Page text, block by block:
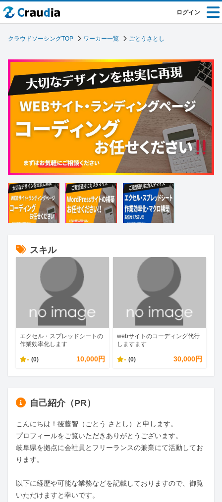
ログイン
クラウドソーシングTOP ワーカー一覧 ごとうさとし
スキル
エクセル・スプレッドシートの
作業効率化します
- (0) 10,000円
webサイトのコーディング代行
しますます
- (0) 30,000円
自己紹介（PR）
こんにちは！後藤智（ごとう さとし）と申します。
プロフィールをご覧いただきありがとうございます。
岐阜県を拠点に会社員とフリーランスの兼業にて活動してお
ります。
以下に経歴や可能な業務などを記載しておりますので、御覧
いただけますと幸いです。